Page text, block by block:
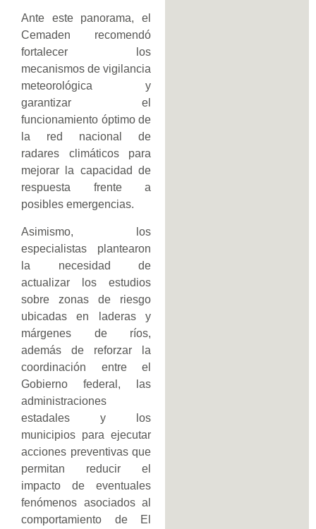
Ante este panorama, el
Cemaden recomendó
fortalecer los
mecanismos de vigilancia
meteorológica y
garantizar el
funcionamiento óptimo de
la red nacional de
radares climáticos para
mejorar la capacidad de
respuesta frente a
posibles emergencias.
Asimismo, los
especialistas plantearon
la necesidad de
actualizar los estudios
sobre zonas de riesgo
ubicadas en laderas y
márgenes de ríos,
además de reforzar la
coordinación entre el
Gobierno federal, las
administraciones
estadales y los
municipios para ejecutar
acciones preventivas que
permitan reducir el
impacto de eventuales
fenómenos asociados al
comportamiento de El